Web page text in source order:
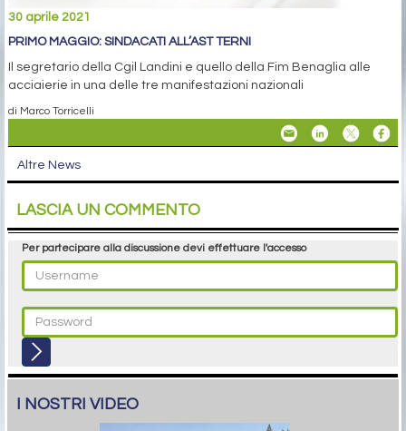
30 aprile 2021
PRIMO MAGGIO: SINDACATI ALL’AST TERNI
Il segretario della Cgil Landini e quello della Fim Benaglia alle
acciaierie in una delle tre manifestazioni nazionali
di Marco Torricelli
Altre News
LASCIA UN COMMENTO
Per partecipare alla discussione devi effettuare l'accesso
I NOSTRI VIDEO